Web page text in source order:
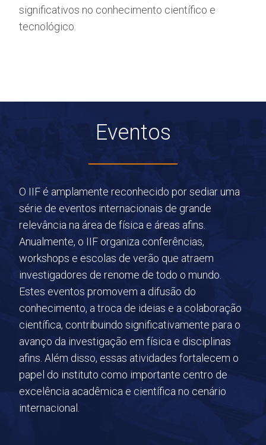
significativos no conhecimento científico e
tecnológico.
Eventos
O IIF é amplamente reconhecido por sediar uma
série de eventos internacionais de grande
relevância na área de física e áreas afins.
Anualmente, o IIF organiza conferências,
workshops e escolas de verão que atraem
investigadores de renome de todo o mundo.
Estes eventos promovem a difusão do
conhecimento, a troca de ideias e a colaboração
científica, contribuindo significativamente para o
avanço da investigação em física e disciplinas
afins. Além disso, essas atividades fortalecem o
papel do instituto como importante centro de
excelência acadêmica e científica no cenário
internacional.